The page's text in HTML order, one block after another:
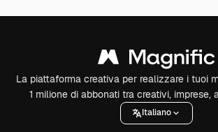
La piattaforma creativa per realizzare i tuoi
1 milione di abbonati tra creativi, imprese,
Italiano